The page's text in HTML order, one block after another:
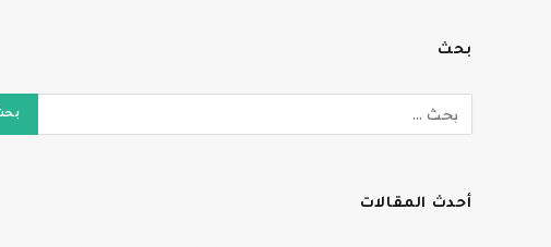
بحث
أحدث المقالات